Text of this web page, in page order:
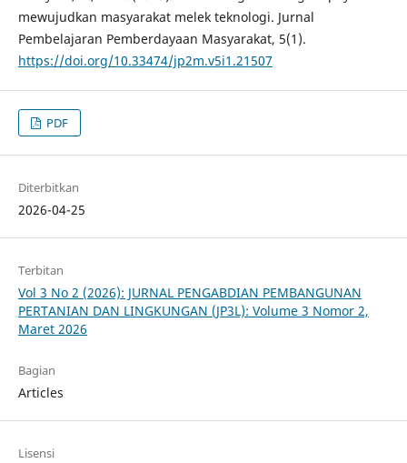
mewujudkan masyarakat melek teknologi. Jurnal
Pembelajaran Pemberdayaan Masyarakat, 5(1).
https://doi.org/10.33474/jp2m.v5i1.21507
PDF
Diterbitkan
2026-04-25
Terbitan
Vol 3 No 2 (2026): JURNAL PENGABDIAN PEMBANGUNAN
PERTANIAN DAN LINGKUNGAN (JP3L): Volume 3 Nomor 2,
Maret 2026
Bagian
Articles
Lisensi